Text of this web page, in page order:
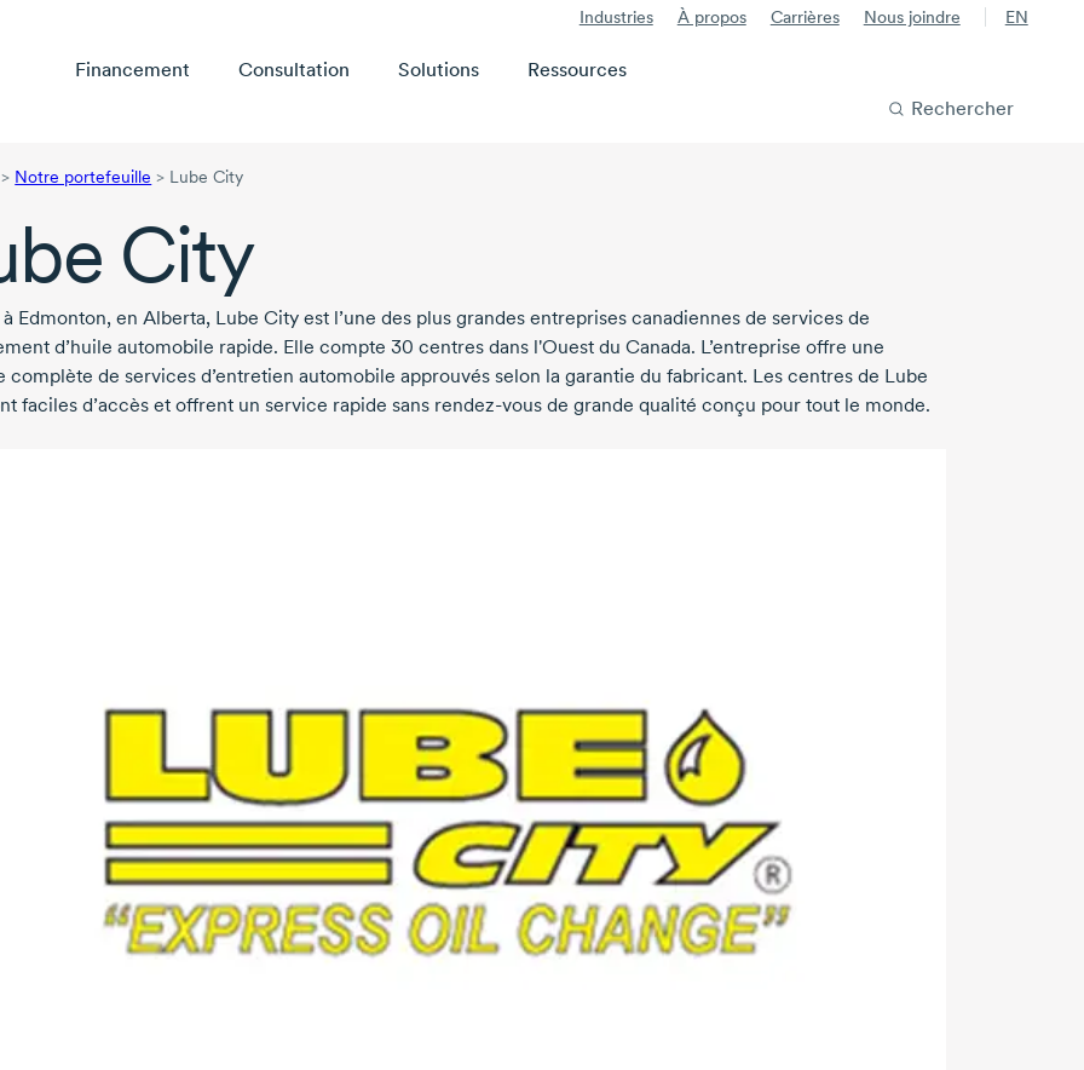
Industries À propos Carrières Nous joindre EN
Financement Consultation Solutions
Ressources
Rechercher
> Notre portefeuille > Lube City
City
à Edmonton, en Alberta, Lube City est l’une des plus grandes entreprises canadiennes de services de
d’huile automobile rapide. Elle compte 30 centres dans l'Ouest du Canada. L’entreprise offre une
complète de services d’entretien automobile approuvés selon la garantie du fabricant. Les centres de Lube
faciles d’accès et offrent un service rapide sans rendez-vous de grande qualité conçu pour tout le monde.